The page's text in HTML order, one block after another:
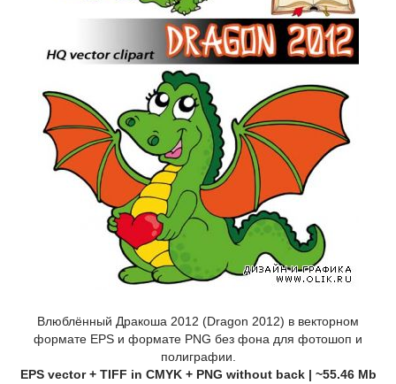
Влюблённый Дракоша 2012 (Dragon 2012) в векторном
формате EPS и формате PNG без фона для фотошоп и
полиграфии.
EPS vector + TIFF in CMYK + PNG without back | ~55.46 Mb